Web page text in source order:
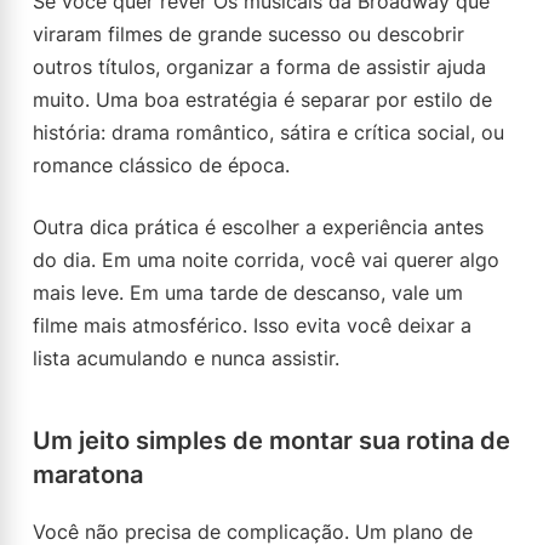
viraram filmes de grande sucesso ou descobrir
outros títulos, organizar a forma de assistir ajuda
muito. Uma boa estratégia é separar por estilo de
história: drama romântico, sátira e crítica social, ou
romance clássico de época.
Outra dica prática é escolher a experiência antes
do dia. Em uma noite corrida, você vai querer algo
mais leve. Em uma tarde de descanso, vale um
filme mais atmosférico. Isso evita você deixar a
lista acumulando e nunca assistir.
Um jeito simples de montar sua rotina de
maratona
Você não precisa de complicação. Um plano de